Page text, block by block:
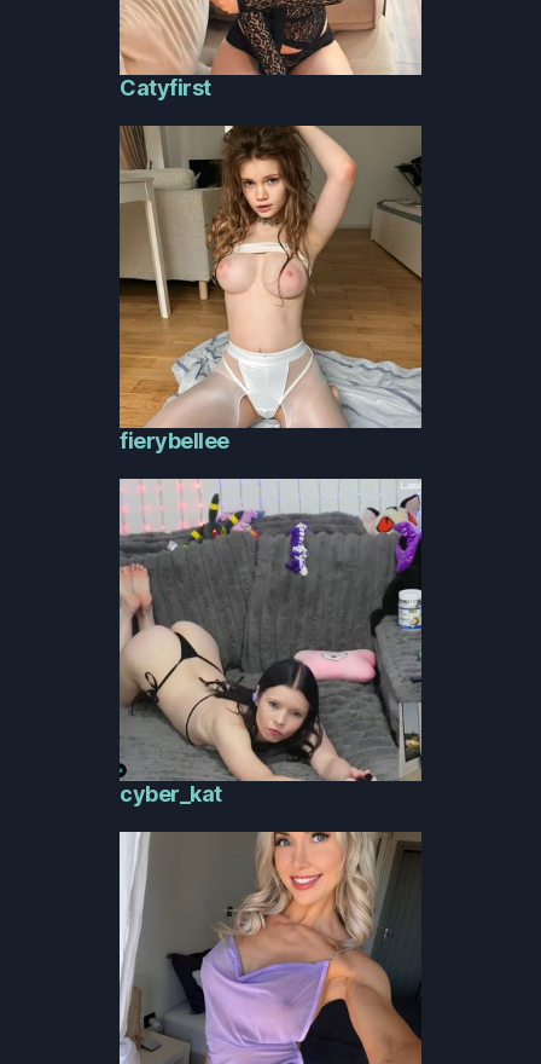
Catyfirst
fierybellee
cyber_kat